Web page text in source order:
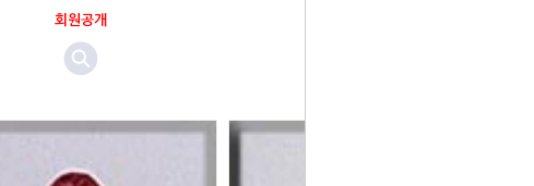
회원공개